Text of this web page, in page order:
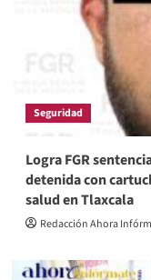
Seguridad
Logra FGR
detenida con
salud en Tlaxcala
Redacción Ahora